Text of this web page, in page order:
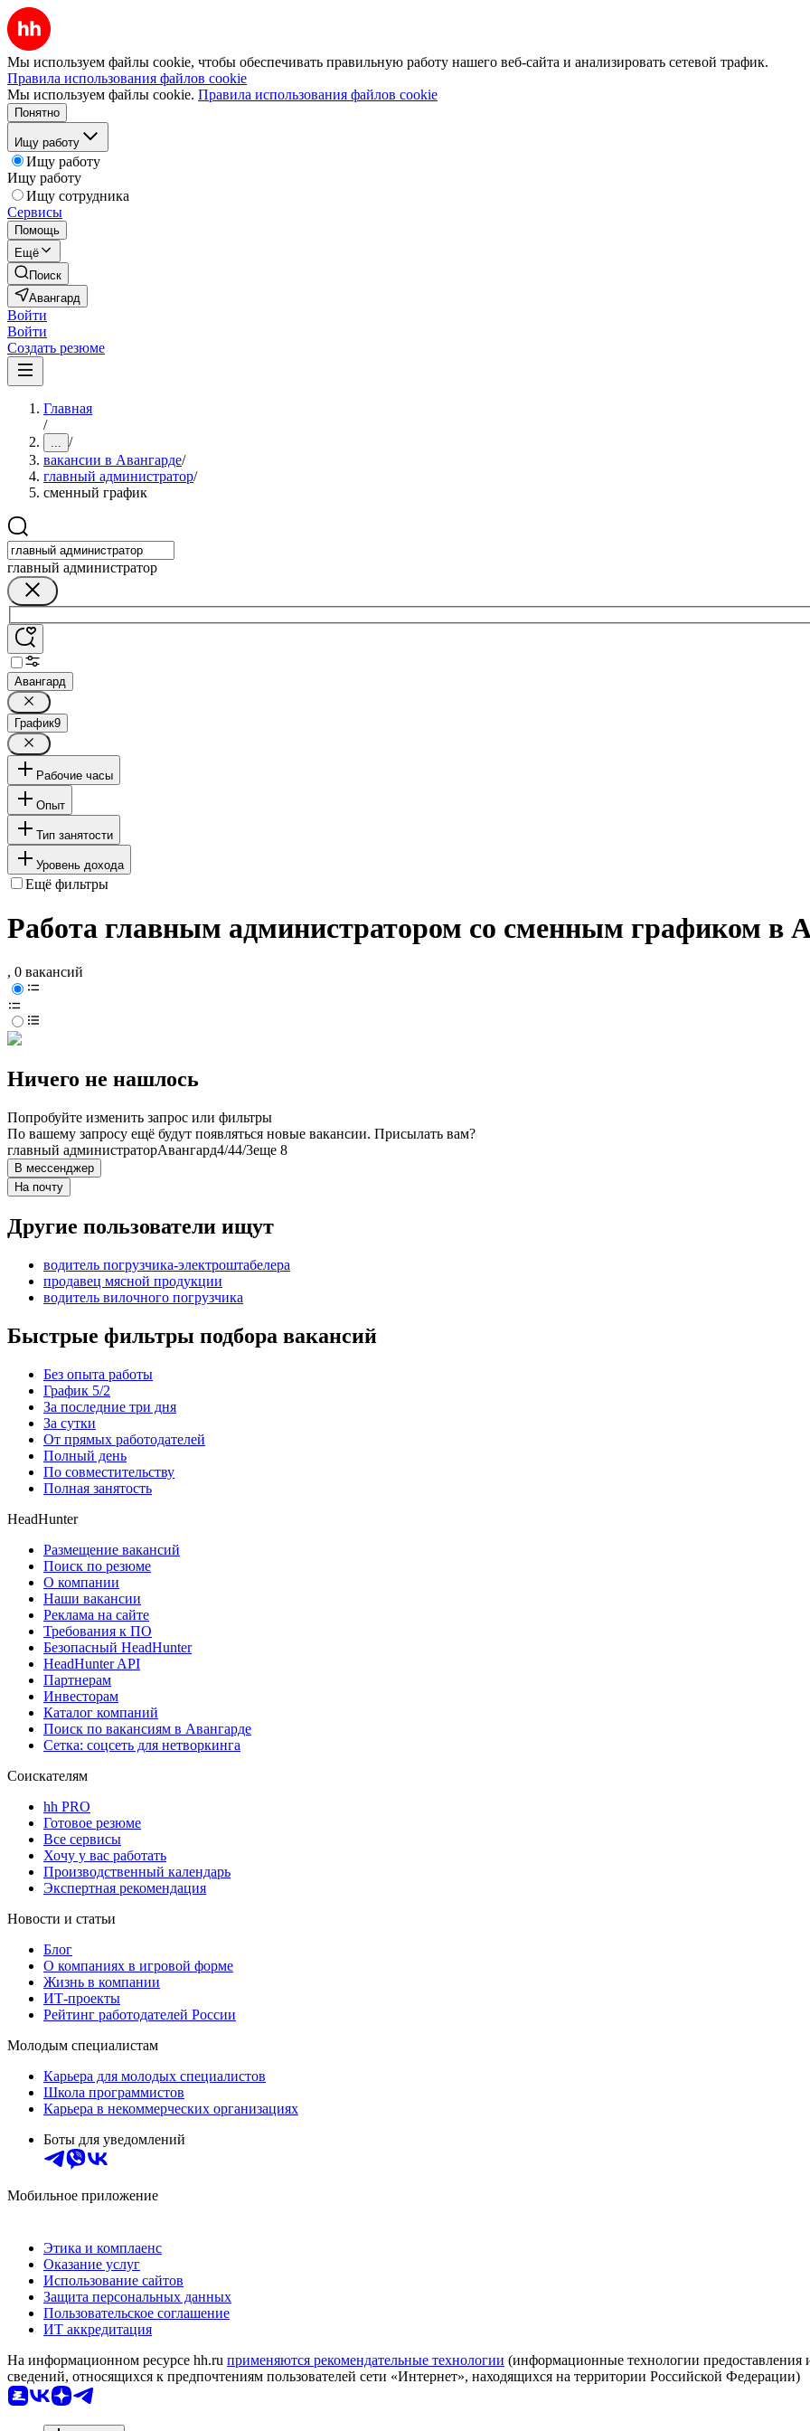
Мы используем файлы cookie, чтобы обеспечивать правильную работу нашего веб-сайта и анализировать сетевой трафик.
Правила использования файлов cookie
Мы используем файлы cookie. Правила использования файлов cookie
Понятно
Ищу работу
Ищу работу
Ищу работу
Ищу сотрудника
Сервисы
Помощь
Ещё
Поиск
Авангард
Войти
Войти
Создать резюме
Главная
/
... /
вакансии в Авангарде/
главный администратор/
сменный график
главный администратор
Авангард
График9
Рабочие часы
Опыт
Тип занятости
Уровень дохода
Ещё фильтры
Работа главным администратором со сменным графиком в
, 0 вакансий
Ничего не нашлось
Попробуйте изменить запрос или фильтры
По вашему запросу ещё будут появляться новые вакансии. Присылать вам?
главный администраторАвангард4/44/3еще 8
В мессенджер
На почту
Другие пользователи ищут
водитель погрузчика-электроштабелера
продавец мясной продукции
водитель вилочного погрузчика
Быстрые фильтры подбора вакансий
Без опыта работы
График 5/2
За последние три дня
За сутки
От прямых работодателей
Полный день
По совместительству
Полная занятость
HeadHunter
Размещение вакансий
Поиск по резюме
О компании
Наши вакансии
Реклама на сайте
Требования к ПО
Безопасный HeadHunter
HeadHunter API
Партнерам
Инвесторам
Каталог компаний
Поиск по вакансиям в Авангарде
Сетка: соцсеть для нетворкинга
Соискателям
hh PRO
Готовое резюме
Все сервисы
Хочу у вас работать
Производственный календарь
Экспертная рекомендация
Новости и статьи
Блог
О компаниях в игровой форме
Жизнь в компании
ИТ-проекты
Рейтинг работодателей России
Молодым специалистам
Карьера для молодых специалистов
Школа программистов
Карьера в некоммерческих организациях
Боты для уведомлений
Мобильное приложение
Этика и комплаенс
Оказание услуг
Использование сайтов
Защита персональных данных
Пользовательское соглашение
ИТ аккредитация
На информационном ресурсе hh.ru применяются рекомендательные технологии (информационные технологии предоставления
сведений, относящихся к предпочтениям пользователей сети «Интернет», находящихся на территории Российской Федерации)